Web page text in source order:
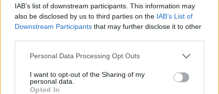
IAB’s list of downstream participants. This information may
also be disclosed by us to third parties on the IAB’s List of
Downstream Participants that may further disclose it to other
Personal Data Processing Opt Outs
I want to opt-out of the Sharing of my
personal data.
Opted In